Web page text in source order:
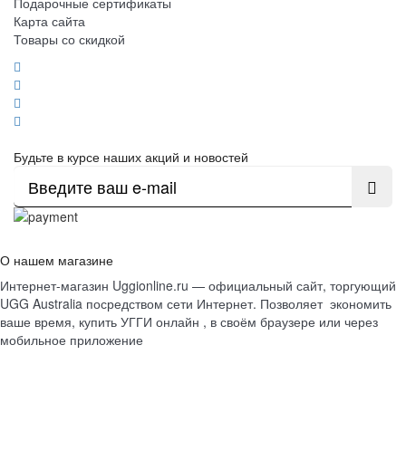
Карта сайта
Товары со скидкой
Будьте в курсе наших акций и новостей
О нашем магазине
Интернет-магазин Uggionline.ru — официальный сайт, торгующий
UGG Australia посредством сети Интернет. Позволяет экономить
ваше время, купить УГГИ онлайн , в своём браузере или через
мобильное приложение